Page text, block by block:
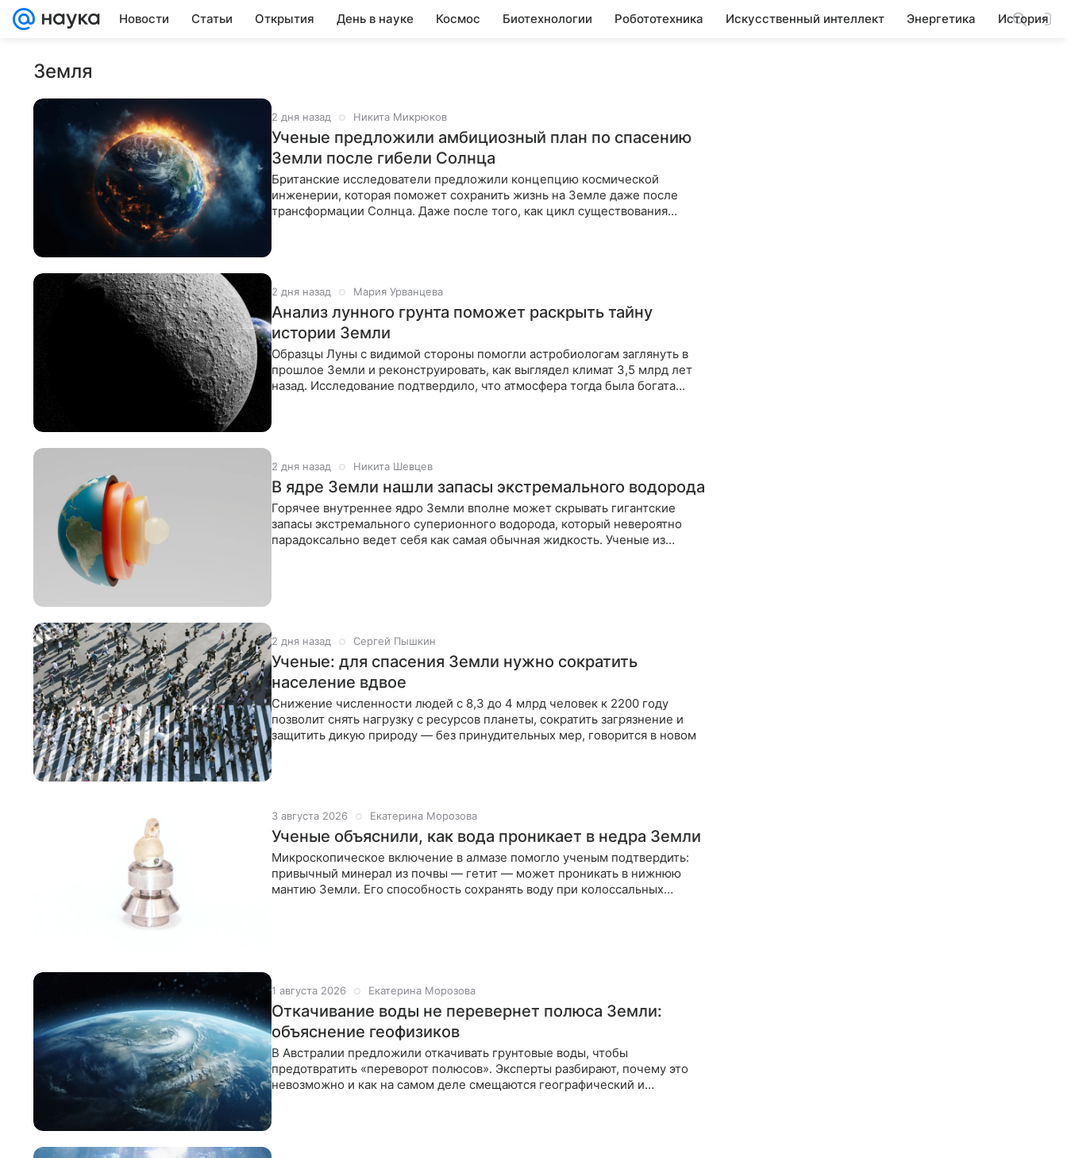
Новости Статьи Открытия День в науке Космос Биотехнологии Робототехника Искусственный интеллект Энергетика История
Земля
2 дня назад Никита Микрюков
Ученые предложили амбициозный план по спасению
Земли после гибели Солнца
Британские исследователи предложили концепцию космической
инженерии, которая поможет сохранить жизнь на Земле даже после
трансформации Солнца. Даже после того, как цикл существования
2 дня назад Мария Урванцева
Анализ лунного грунта поможет раскрыть тайну
истории Земли
Образцы Луны с видимой стороны помогли астробиологам заглянуть в
прошлое Земли и реконструировать, как выглядел климат 3,5 млрд лет
назад. Исследование подтвердило, что атмосфера тогда была богата
2 дня назад Никита Шевцев
В ядре Земли нашли запасы экстремального водорода
Горячее внутреннее ядро Земли вполне может скрывать гигантские
запасы экстремального суперионного водорода, который невероятно
парадоксально ведет себя как самая обычная жидкость. Ученые из
2 дня назад Сергей Пышкин
Ученые: для спасения Земли нужно сократить
население вдвое
Снижение численности людей с 8,3 до 4 млрд человек к 2200 году
позволит снять нагрузку с ресурсов планеты, сократить загрязнение и
защитить дикую природу — без принудительных мер, говорится в новом
3 августа 2026 Екатерина Морозова
Ученые объяснили, как вода проникает в недра Земли
Микроскопическое включение в алмазе помогло ученым подтвердить:
привычный минерал из почвы — гетит — может проникать в нижнюю
мантию Земли. Его способность сохранять воду при колоссальных
1 августа 2026 Екатерина Морозова
Откачивание воды не перевернет полюса Земли:
объяснение геофизиков
В Австралии предложили откачивать грунтовые воды, чтобы
предотвратить «переворот полюсов». Эксперты разбирают, почему это
невозможно и как на самом деле смещаются географический и